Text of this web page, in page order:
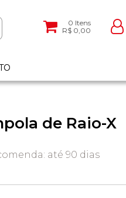
0 Itens
R$ 0,00
de Raio-X
até 90 dias